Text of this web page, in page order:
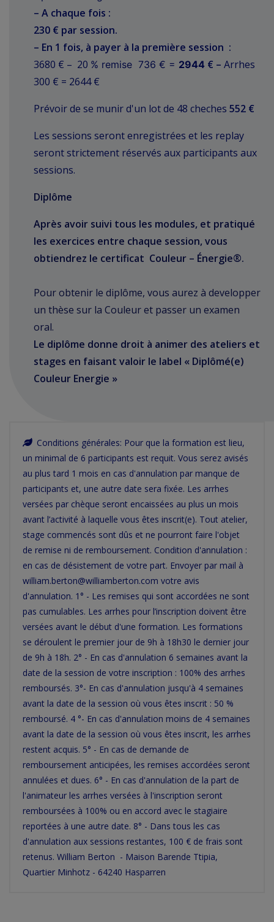
– A chaque fois :
230 € par session.
– En 1 fois, à payer à la première session :
3680 € – 20 % remise 736 € = 2944 € – Arrhes
300 € = 2644 €
Prévoir de se munir d'un lot de 48 cheches 552 €
Les sessions seront enregistrées et les replay
seront strictement réservés aux participants aux
sessions.
Diplôme
Après avoir suivi tous les modules, et pratiqué
les exercices entre chaque session, vous
obtiendrez le certificat Couleur – Énergie®.
Pour obtenir le diplôme, vous aurez à developper
un thèse sur la Couleuret passer un examen
oral.
Le diplôme donne droit à animer des ateliers et
stages en faisant valoir le label « Diplômé(e)
Couleur Energie »
Conditions générales: Pour que la formation est lieu,
un minimal de 6 participants est requit. Vous serez avisés
au plus tard 1 mois en cas d'annulation par manque de
participants et, une autre date sera fixée. Les arrhes
versées par chèque seront encaissées au plus un mois
avant l’activité à laquelle vous êtes inscrit(e). Tout atelier,
stage commencés sont dûs et ne pourront faire l'objet
de remise ni de remboursement. Condition d'annulation :
en cas de désistement de votre part. Envoyer par mail à
william.berton@williamberton.com votre avis
d'annulation. 1° - Les remises qui sont accordées ne sont
pas cumulables. Les arrhes pour l’inscription doivent être
versées avant le début d'une formation. Les formations
se déroulent le premier jour de 9h à 18h30 le dernier jour
de 9h à 18h. 2° - En cas d'annulation 6 semaines avant la
date de la session de votre inscription : 100% des arrhes
remboursés. 3°- En cas d'annulation jusqu'à 4 semaines
avant la date de la session où vous êtes inscrit : 50 %
remboursé. 4 °- En cas d'annulation moins de 4 semaines
avant la date de la session où vous êtes inscrit, les arrhes
restent acquis. 5° - En cas de demande de
remboursement anticipées, les remises accordées seront
annulées et dues. 6° - En cas d'annulation de la part de
l'animateur les arrhes versées à l'inscription seront
remboursées à 100% ou en accord avec le stagiaire
reportées à une autre date. 8° - Dans tous les cas
d'annulation aux sessions restantes, 100 € de frais sont
retenus. William Berton - Maison Barende Ttipia,
Quartier Minhotz - 64240 Hasparren